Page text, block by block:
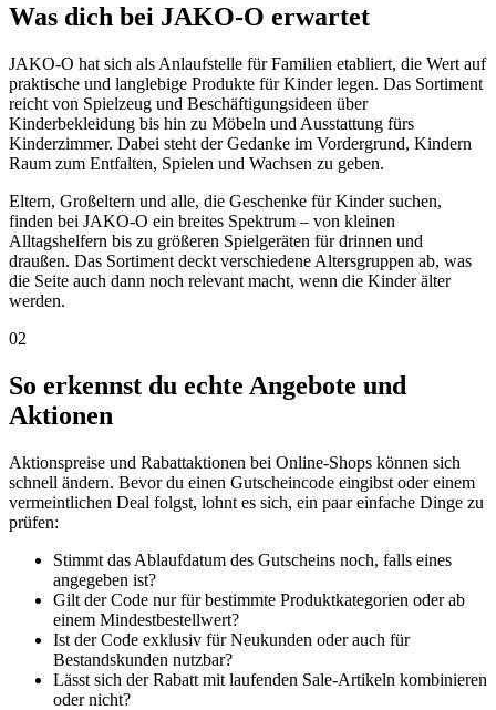
Was dich bei JAKO-O erwartet
JAKO-O hat sich als Anlaufstelle für Familien etabliert, die Wert auf
praktische und langlebige Produkte für Kinder legen. Das Sortiment
reicht von Spielzeug und Beschäftigungsideen über
Kinderbekleidung bis hin zu Möbeln und Ausstattung fürs
Kinderzimmer. Dabei steht der Gedanke im Vordergrund, Kindern
Raum zum Entfalten, Spielen und Wachsen zu geben.
Eltern, Großeltern und alle, die Geschenke für Kinder suchen,
finden bei JAKO-O ein breites Spektrum – von kleinen
Alltagshelfern bis zu größeren Spielgeräten für drinnen und
draußen. Das Sortiment deckt verschiedene Altersgruppen ab, was
die Seite auch dann noch relevant macht, wenn die Kinder älter
werden.
02
So erkennst du echte Angebote und
Aktionen
Aktionspreise und Rabattaktionen bei Online-Shops können sich
schnell ändern. Bevor du einen Gutscheincode eingibst oder einem
vermeintlichen Deal folgst, lohnt es sich, ein paar einfache Dinge zu
prüfen:
Stimmt das Ablaufdatum des Gutscheins noch, falls eines
angegeben ist?
Gilt der Code nur für bestimmte Produktkategorien oder ab
einem Mindestbestellwert?
Ist der Code exklusiv für Neukunden oder auch für
Bestandskunden nutzbar?
Lässt sich der Rabatt mit laufenden Sale-Artikeln kombinieren
oder nicht?